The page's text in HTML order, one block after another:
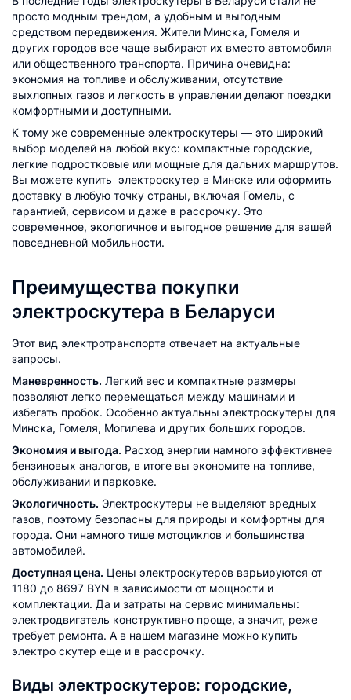
просто модным трендом, а удобным и выгодным
средством передвижения. Жители Минска, Гомеля и
других городов все чаще выбирают их вместо автомобиля
или общественного транспорта. Причина очевидна:
экономия на топливе и обслуживании, отсутствие
выхлопных газов и легкость в управлении делают поездки
комфортными и доступными.
К тому же современные электроскутеры — это широкий
выбор моделей на любой вкус: компактные городские,
легкие подростковые или мощные для дальних маршрутов.
Вы можете купить электроскутер в Минске или оформить
доставку в любую точку страны, включая Гомель, с
гарантией, сервисом и даже в рассрочку. Это
современное, экологичное и выгодное решение для вашей
повседневной мобильности.
Преимущества покупки
электроскутера в Беларуси
Этот вид электротранспорта отвечает на актуальные
запросы.
Маневренность. Легкий вес и компактные размеры
позволяют легко перемещаться между машинами и
избегать пробок. Особенно актуальны электроскутеры для
Минска, Гомеля, Могилева и других больших городов.
Экономия и выгода. Расход энергии намного эффективнее
бензиновых аналогов, в итоге вы экономите на топливе,
обслуживании и парковке.
Экологичность. Электроскутеры не выделяют вредных
газов, поэтому безопасны для природы и комфортны для
города. Они намного тише мотоциклов и большинства
автомобилей.
Доступная цена. Цены электроскутеров варьируются от
1180 до 8697 BYN в зависимости от мощности и
комплектации. Да и затраты на сервис минимальны:
электродвигатель конструктивно проще, а значит, реже
требует ремонта. А в нашем магазине можно купить
электро скутер еще и в рассрочку.
Виды электроскутеров: городские,